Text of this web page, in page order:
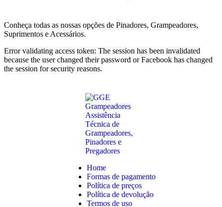
Conheça todas as nossas opções de Pinadores, Grampeadores,
Suprimentos e Acessários.
Error validating access token: The session has been invalidated
because the user changed their password or Facebook has changed
the session for security reasons.
Home
Formas de pagamento
Política de preços
Política de devolução
Termos de uso